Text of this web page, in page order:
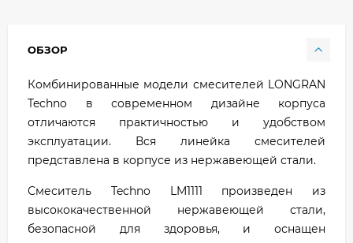
ОБЗОР
Комбинированные модели смесителей LONGRAN
Techno в современном дизайне корпуса
отличаются практичностью и удобством
эксплуатации. Вся линейка смесителей
представлена в корпусе из нержавеющей стали.
Смеситель Techno LM1111 произведен из
высококачественной нержавеющей стали,
безопасной для здоровья, и оснащен